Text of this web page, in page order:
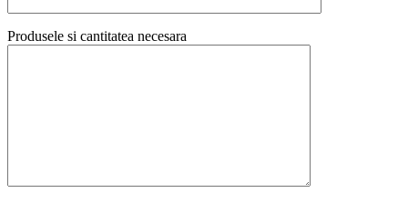
Produsele si cantitatea necesara